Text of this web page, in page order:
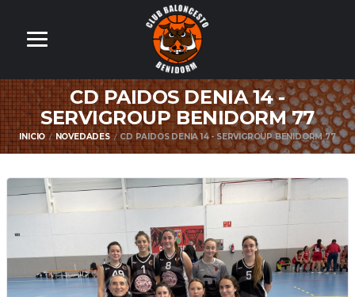
CD PAIDOS DENIA 14 -
SERVIGROUP BENIDORM 77
INICIO NOVEDADES CD PAIDOS DENIA 14 - SERVIGROUP BENIDORM 77